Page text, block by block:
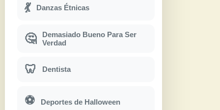
💃 Danzas Étnicas
🤔
Demasiado Bueno Para Ser
Verdad
🦷 Dentista
⚽ Deportes de Halloween